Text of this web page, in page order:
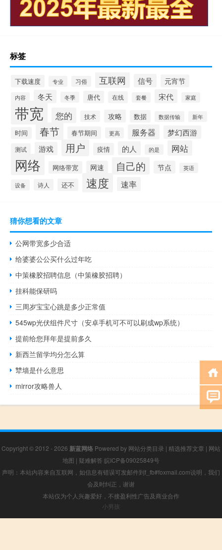
标签
下载速度 专业 习俗 互联网 信号 元宵节
内容 冬天 冬季 唐代 在线 套餐 宋代 家庭
带宽 您的 技术 攻略 数据 数据传输 新年
时间 春节 春节期间 更高 服务器 梦幻西游
测试 游戏 用户 疫情 的人 的是 网站
网络 网络带宽 网速 自己的 节点 英语
设备 诗人 还不 速度 速率
猜你想看的文章
公网带宽多少合适
给婆婆公公买什么过年吃
中策橡胶招聘信息（中策橡胶招聘）
挂科能保研吗
三周岁宝宝心跳是多少正常值
545wp光伏组件尺寸（安卓手机可不可以刷成wp系统）
提前给您拜年是提前多久
新西兰留学均分怎么算
犨墙是什么意思
mirror攻略兽人
Copyright © 2012 - 2026 新蓝网络 Powered by 网站分类目录 | 精选推荐文章 | 网站
地图 | 疑难解答 皖ICP备09025849号
声明：本站内容来自互联网，如信息有错误可发邮件到f_fb#foxmail.com说明，我们
会及时纠正，谢谢
本站仅为个人兴趣爱好，不接盈利性广告及商业合作
小男孩